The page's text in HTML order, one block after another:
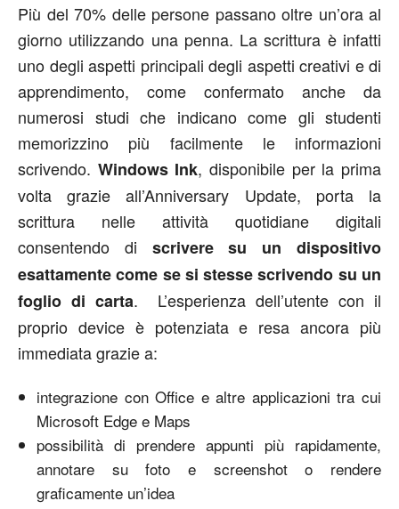
Più del 70% delle persone passano oltre un’ora al
giorno utilizzando una penna. La scrittura è infatti
uno degli aspetti principali degli aspetti creativi e di
apprendimento, come confermato anche da
numerosi studi che indicano come gli studenti
memorizzino più facilmente le informazioni
scrivendo. Windows Ink, disponibile per la prima
volta grazie all’Anniversary Update, porta la
scrittura nelle attività quotidiane digitali
consentendo di scrivere su un dispositivo
esattamente come se si stesse scrivendo su un
foglio di carta. L’esperienza dell’utente con il
proprio device è potenziata e resa ancora più
immediata grazie a:
integrazione con Office e altre applicazioni tra cui
Microsoft Edge e Maps
possibilità di prendere appunti più rapidamente,
annotare su foto e screenshot o rendere
graficamente un’idea